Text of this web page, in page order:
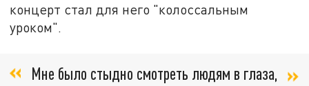
концерт стал для него "колоссальным
уроком".
Мне было стыдно смотреть людям в глаза,